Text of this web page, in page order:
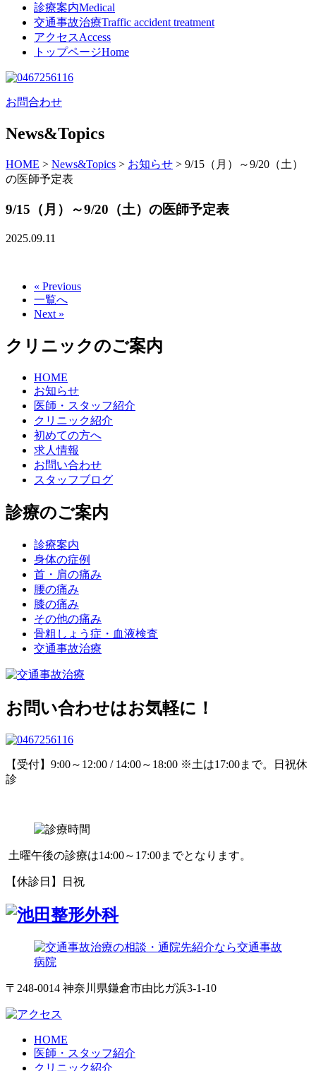
診療案内Medical
交通事故治療Traffic accident treatment
アクセスAccess
トップページHome
お問合わせ
News&Topics
HOME > News&Topics > お知らせ > 9/15（月）～9/20（土）
の医師予定表
9/15（月）～9/20（土）の医師予定表
2025.09.11
« Previous
一覧へ
Next »
クリニックのご案内
HOME
お知らせ
医師・スタッフ紹介
クリニック紹介
初めての方へ
求人情報
お問い合わせ
スタッフブログ
診療のご案内
診療案内
身体の症例
首・肩の痛み
腰の痛み
膝の痛み
その他の痛み
骨粗しょう症・血液検査
交通事故治療
お問い合わせはお気軽に！
【受付】9:00～12:00 / 14:00～18:00 ※土は17:00まで。日祝休
診
土曜午後の診療は14:00～17:00までとなります。
【休診日】日祝
〒248-0014 神奈川県鎌倉市由比ガ浜3-1-10
HOME
医師・スタッフ紹介
クリニック紹介